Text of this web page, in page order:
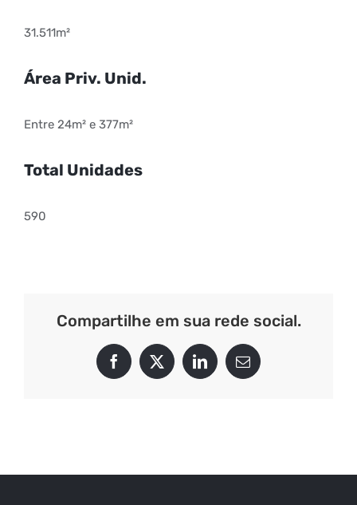
31.511m²
Área Priv. Unid.
Entre 24m² e 377m²
Total Unidades
590
Compartilhe em sua rede social.
Facebook
X LinkedIn
E-
mail